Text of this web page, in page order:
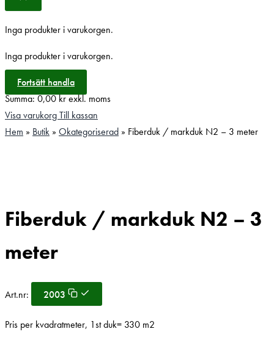
Inga produkter i varukorgen.
Inga produkter i varukorgen.
Fortsätt handla
Summa:0,00krexkl. moms
Visa varukorgTill kassan
Hem » Butik » Okategoriserad » Fiberduk / markduk N2 – 3 meter
Fiberduk / markduk N2 – 3
meter
Art.nr: 2003
Pris per kvadratmeter, 1st duk= 330 m2